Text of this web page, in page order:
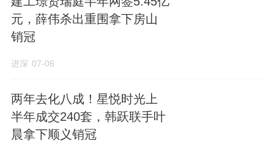
元，薛伟杀出重围拿下房山
销冠
进深 07-06
两年去化八成！星悦时光上
半年成交240套，韩跃联手叶
晨拿下顺义销冠